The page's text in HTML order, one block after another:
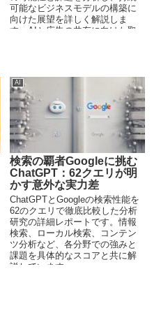
可能なビジネスモデルの構築に
向けた展望を詳しく解説しま
す。AIと広告の共存に向けた取
AI
検索の覇者Googleに挑む
ChatGPT：62クエリが明
かす意外な実力差
ChatGPTとGoogleの検索性能を
62のクエリで徹底比較した分析
研究の詳細レポートです。情報
検索、ローカル検索、コンテン
ツ分析など、各分野での強みと
課題を具体的なスコアと共に解
説しています。